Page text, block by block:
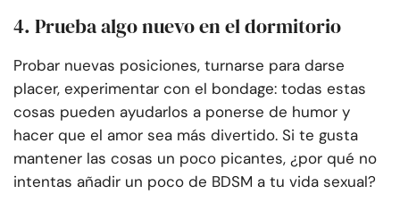
4. Prueba algo nuevo en el dormitorio
Probar nuevas posiciones, turnarse para darse
placer, experimentar con el bondage: todas estas
cosas pueden ayudarlos a ponerse de humor y
hacer que el amor sea más divertido. Si te gusta
mantener las cosas un poco picantes, ¿por qué no
intentas añadir un poco de BDSM a tu vida sexual?